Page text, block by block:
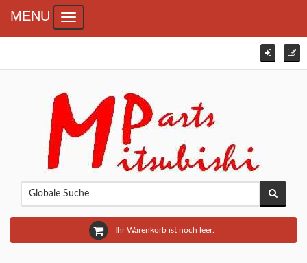
Ihr Warenkorb ist noch leer.
MENU Toggle navigation